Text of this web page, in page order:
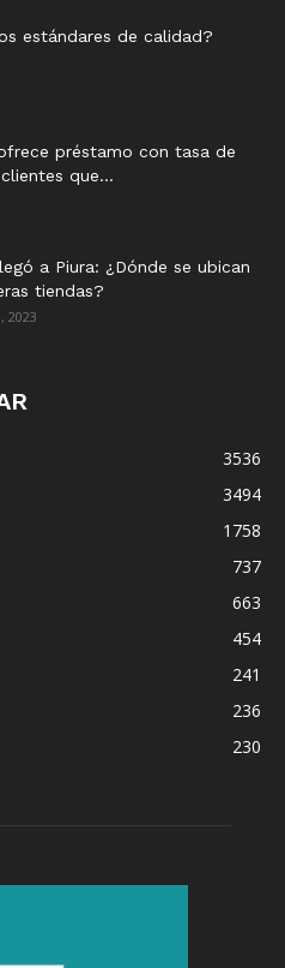
estándares de calidad?
préstamo con tasa de
que...
a Piura: ¿Dónde se ubican
tiendas?
2023
3536
3494
1758
737
663
454
241
236
230